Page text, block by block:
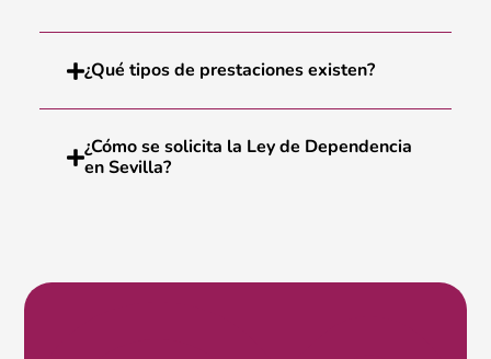
¿Qué tipos de prestaciones existen?
¿Cómo se solicita la Ley de Dependencia
en Sevilla?